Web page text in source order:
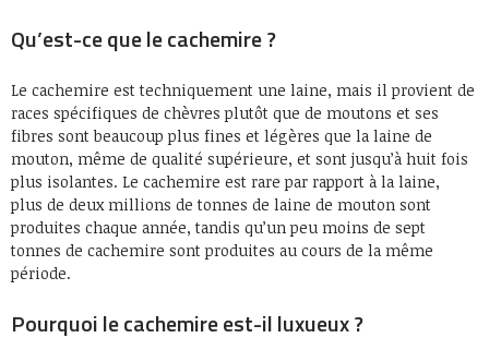
Qu’est-ce que le cachemire ?
Le cachemire est techniquement une laine, mais il provient de
races spécifiques de chèvres plutôt que de moutons et ses
fibres sont beaucoup plus fines et légères que la laine de
mouton, même de qualité supérieure, et sont jusqu’à huit fois
plus isolantes. Le cachemire est rare par rapport à la laine,
plus de deux millions de tonnes de laine de mouton sont
produites chaque année, tandis qu’un peu moins de sept
tonnes de cachemire sont produites au cours de la même
période.
Pourquoi le cachemire est-il luxueux ?